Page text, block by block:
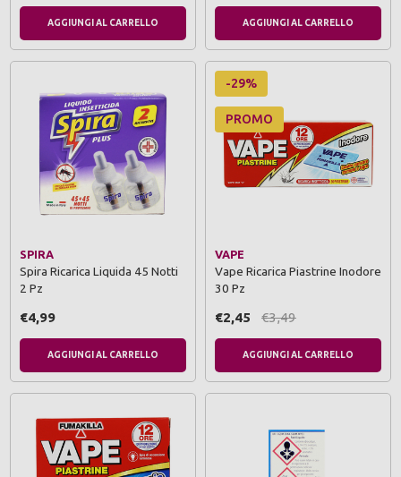
AGGIUNGI AL CARRELLO AGGIUNGI AL CARRELLO
SPIRA
Spira Ricarica Liquida 45 Notti
2 Pz
€4,99
AGGIUNGI AL CARRELLO
-29%
PROMO
VAPE
Vape Ricarica Piastrine Inodore
30 Pz
€2,45 €3,49
AGGIUNGI AL CARRELLO